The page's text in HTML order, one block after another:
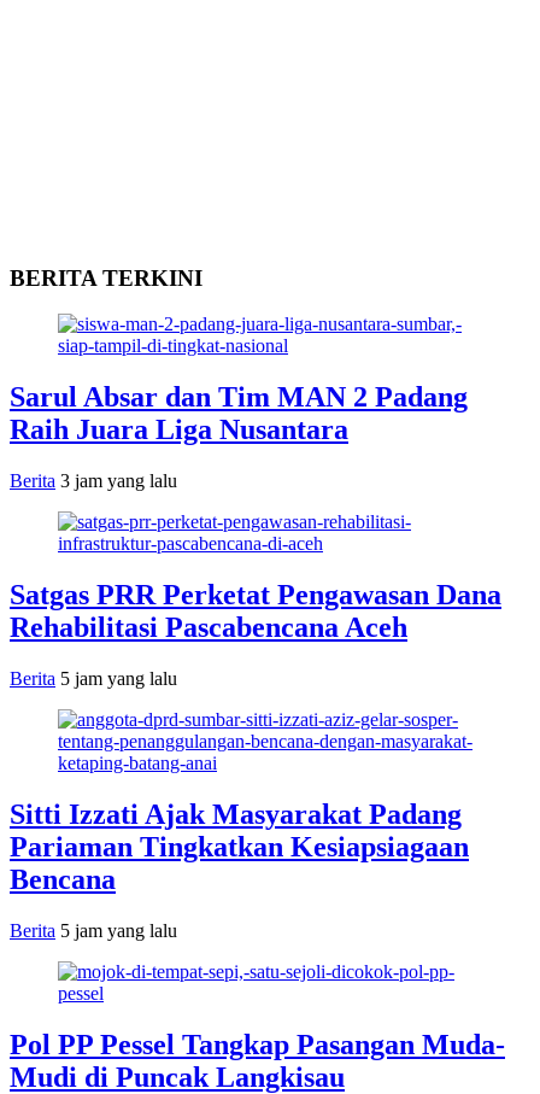
BERITA TERKINI
Sarul Absar dan Tim MAN 2 Padang
Raih Juara Liga Nusantara
Berita 3 jam yang lalu
Satgas PRR Perketat Pengawasan Dana
Rehabilitasi Pascabencana Aceh
Berita 5 jam yang lalu
Sitti Izzati Ajak Masyarakat Padang
Pariaman Tingkatkan Kesiapsiagaan
Bencana
Berita 5 jam yang lalu
Pol PP Pessel Tangkap Pasangan Muda-
Mudi di Puncak Langkisau